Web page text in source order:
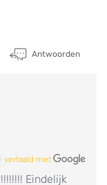
Antwoorden
vertaald met
Eindelijk